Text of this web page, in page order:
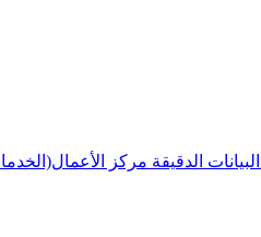
الدقيقة مركز